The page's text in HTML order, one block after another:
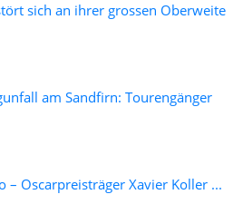
sich an ihrer grossen Oberweite
am Sandfirn: Tourengänger
– Oscarpreisträger Xavier Koller ...